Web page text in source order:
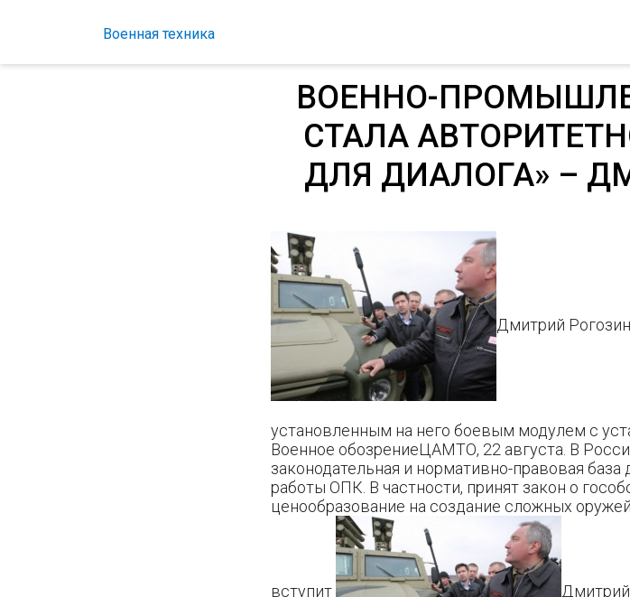
Военная техника
ВОЕННО-
СТАЛА
ДЛЯ ДИАЛОГА» –
Дмитрий
установленным на него боевым модулем с
Военное обозрениеЦАМТО, 22 августа. В
законодательная и нормативно-правовая
работы ОПК. В частности, принят закон о
ценообразование на создание сложных
вступит